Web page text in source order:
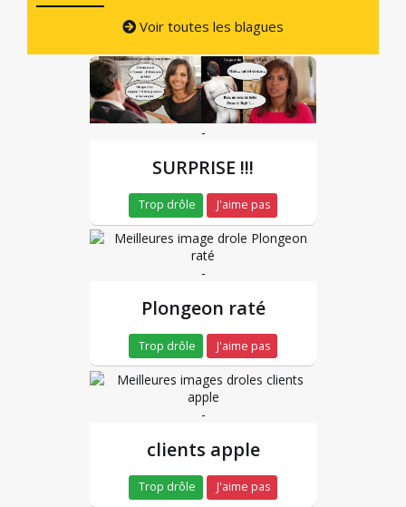
Voir toutes les blagues
-
SURPRISE !!!
Trop drôle J'aime pas
-
Plongeon raté
Trop drôle J'aime pas
-
clients apple
Trop drôle J'aime pas